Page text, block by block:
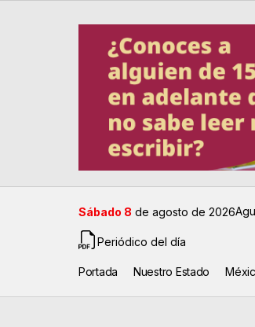
Sábado 8 de agosto de 2026
Periódico del día
Portada Nuestro Estado